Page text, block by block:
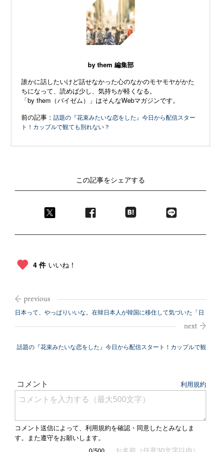
by them 編集部
誰かに話したいけど話せなかった心のなかのモヤモヤがかた
ちになって、読めば少し、気持ちが軽くなる。
「by them（バイゼム）」はそんなWebマガジンです。
前の記事：話題の『花束みたいな恋をした』今日から配信スター
ト！カップルで観ても別れない？
この記事をシェアする
4 件 いいね！
日本って、やっぱりいいな。在韓日本人が韓国に移住して気づいた「日
話題の『花束みたいな恋をした』今日から配信スタート！カップルで観